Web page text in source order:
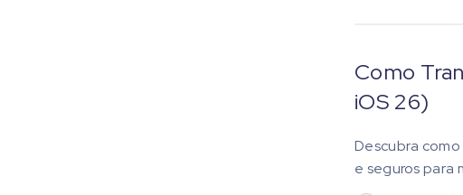
Como
iOS 26)
Descubra
e seguros para